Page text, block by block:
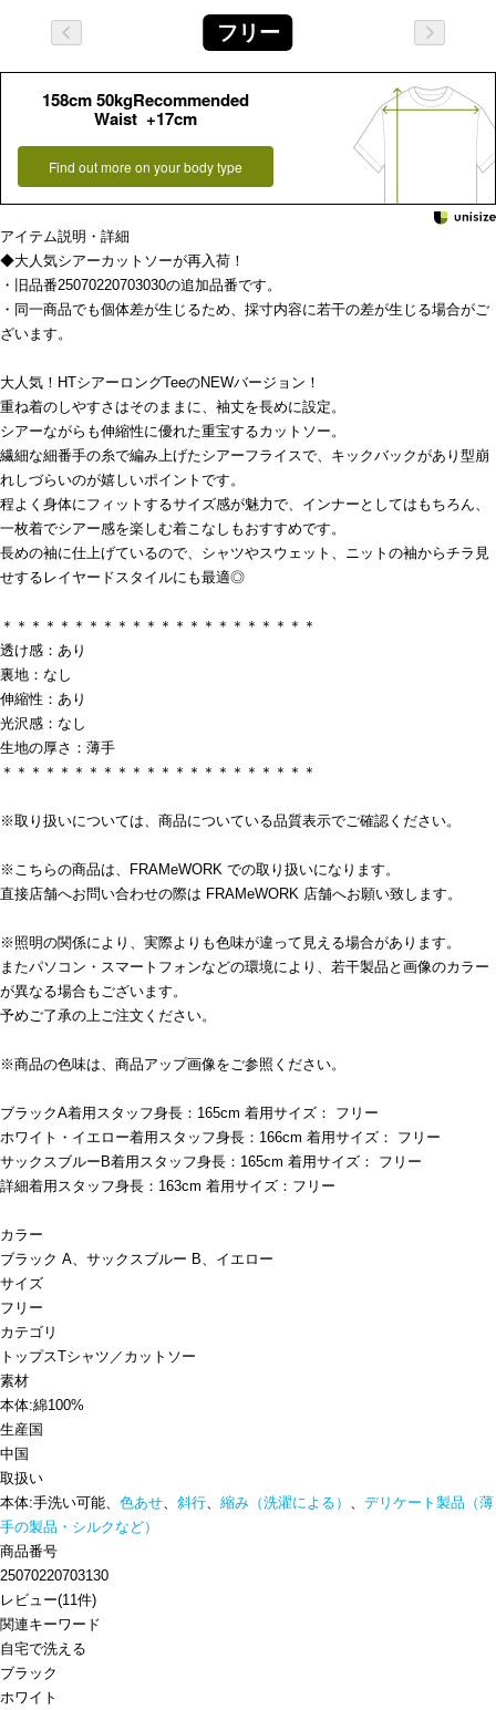
フリー
158cm 50kgRecommended
Waist +17cm
Find out more on your body type
アイテム説明・詳細
◆大人気シアーカットソーが再入荷！
・旧品番25070220703030の追加品番です。
・同一商品でも個体差が生じるため、採寸内容に若干の差が生じる場合がご
ざいます。
大人気！HTシアーロングTeeのNEWバージョン！
重ね着のしやすさはそのままに、袖丈を長めに設定。
シアーながらも伸縮性に優れた重宝するカットソー。
繊細な細番手の糸で編み上げたシアーフライスで、キックバックがあり型崩
れしづらいのが嬉しいポイントです。
程よく身体にフィットするサイズ感が魅力で、インナーとしてはもちろん、
一枚着でシアー感を楽しむ着こなしもおすすめです。
長めの袖に仕上げているので、シャツやスウェット、ニットの袖からチラ見
せするレイヤードスタイルにも最適◎
＊＊＊＊＊＊＊＊＊＊＊＊＊＊＊＊＊＊＊＊＊＊
透け感：あり
裏地：なし
伸縮性：あり
光沢感：なし
生地の厚さ：薄手
＊＊＊＊＊＊＊＊＊＊＊＊＊＊＊＊＊＊＊＊＊＊
※取り扱いについては、商品についている品質表示でご確認ください。
※こちらの商品は、FRAMeWORK での取り扱いになります。
直接店舗へお問い合わせの際は FRAMeWORK 店舗へお願い致します。
※照明の関係により、実際よりも色味が違って見える場合があります。
またパソコン・スマートフォンなどの環境により、若干製品と画像のカラー
が異なる場合もございます。
予めご了承の上ご注文ください。
※商品の色味は、商品アップ画像をご参照ください。
ブラックA着用スタッフ身長：165cm 着用サイズ： フリー
ホワイト・イエロー着用スタッフ身長：166cm 着用サイズ： フリー
サックスブルーB着用スタッフ身長：165cm 着用サイズ： フリー
詳細着用スタッフ身長：163cm 着用サイズ：フリー
カラー
ブラック A、サックスブルー B、イエロー
サイズ
フリー
カテゴリ
トップスTシャツ／カットソー
素材
本体:綿100%
生産国
中国
取扱い
本体:手洗い可能、 色あせ、 斜行、 縮み（洗濯による） 、 デリケート製品（薄
手の製品・シルクなど）
商品番号
25070220703130
レビュー(11件)
関連キーワード
自宅で洗える
ブラック
ホワイト